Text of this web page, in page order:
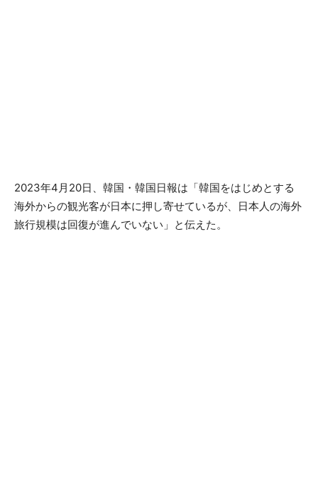
2023年4月20日、韓国・韓国日報は「韓国をはじめとする
海外からの観光客が日本に押し寄せているが、日本人の海外
旅行規模は回復が進んでいない」と伝えた。